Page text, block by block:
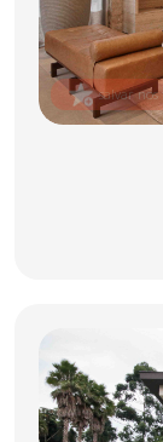
salvar nos